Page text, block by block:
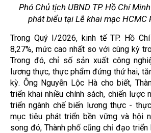
Phó Chủ tịch UBND TP. Hồ Chí
phát biểu tại Lễ khai mạc HCMC
Trong Quý I/2026, kinh tế TP. Hồ
8,27%, mức cao nhất so với cùng kỳ
Trong đó, chỉ số sản xuất công
lương thực, thực phẩm đứng thứ hai,
kỳ. Ông Nguyễn Lộc Hà cho biết,
triển khai nhiều chính sách, chiến lược
triển ngành chế biến lương thực -
mục tiêu phát triển bền vững và hội
song đó, Thành phố cũng chỉ đạo triển